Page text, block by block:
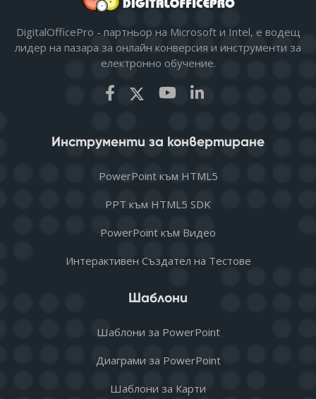
DigitalOfficePro - партньор на Microsoft и Intel, е водещ
лидер на пазара за онлайн конверсия и инструменти за
електронно обучение.
Инструменти за конвертиране
PowerPoint към HTML5
PPT към HTML5 SDK
PowerPoint към Видео
Интерактивен Създател на Тестове
Шаблони
Шаблони за PowerPoint
Диаграми за PowerPoint
Шаблони за Карти